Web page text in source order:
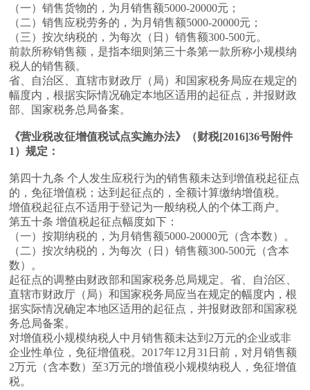
（一）销售货物的，为月销售额5000-20000元；
（二）销售应税劳务的，为月销售额5000-20000元；
（三）按次纳税的，为每次（日）销售额300-500元。
前款所称销售额，是指本细则第三十条第一款所称小规模纳
税人的销售额。
省、自治区、直辖市财政厅（局）和国家税务局应在规定的
幅度内，根据实际情况确定本地区适用的起征点，并报财政
部、国家税务总局备案。
《营业税改征增值税试点实施办法》（财税[2016]36号附件
1）规定：
第四十九条 个人发生应税行为的销售额未达到增值税起征点
的，免征增值税；达到起征点的，全额计算缴纳增值税。
增值税起征点不适用于登记为一般纳税人的个体工商户。
第五十条 增值税起征点幅度如下：
（一）按期纳税的，为月销售额5000-20000元（含本数）。
（二）按次纳税的，为每次（日）销售额300-500元（含本
数）。
起征点的调整由财政部和国家税务总局规定。省、自治区、
直辖市财政厅（局）和国家税务局应当在规定的幅度内，根
据实际情况确定本地区适用的起征点，并报财政部和国家税
务总局备案。
对增值税小规模纳税人中月销售额未达到2万元的企业或非
企业性单位，免征增值税。2017年12月31日前，对月销售额
2万元（含本数）至3万元的增值税小规模纳税人，免征增值
税。